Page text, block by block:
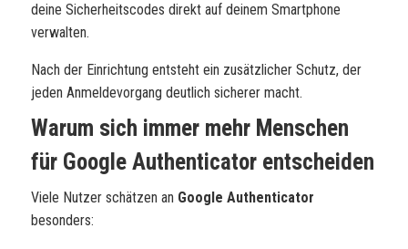
deine Sicherheitscodes direkt auf deinem Smartphone
verwalten.
Nach der Einrichtung entsteht ein zusätzlicher Schutz, der
jeden Anmeldevorgang deutlich sicherer macht.
Warum sich immer mehr Menschen
für Google Authenticator entscheiden
Viele Nutzer schätzen an Google Authenticator
besonders: